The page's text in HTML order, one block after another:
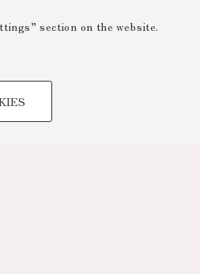
section on the website.
COOKIES - ESSENTIAL